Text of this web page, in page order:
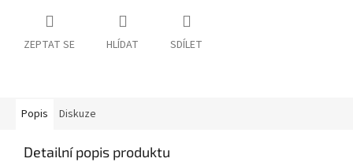
ZEPTAT SE HLÍDAT SDÍLET
Popis Diskuze
Detailní popis produktu